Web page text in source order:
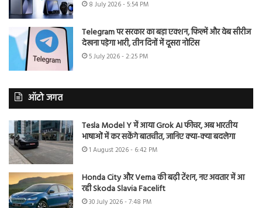
8 July 2026 - 5:54 PM
Telegram पर सरकार का बड़ा एक्शन, फिल्में और वेब सीरीज
देखना पड़ेगा भारी, तीन दिनों में दूसरा नोटिस
5 July 2026 - 2:25 PM
ऑटो जगत
Tesla Model Y में आया Grok AI फीचर, अब भारतीय
भाषाओं में कर सकेंगे बातचीत, जानिए क्या-क्या बदलेगा
1 August 2026 - 6:42 PM
Honda City और Verna की बढ़ी टेंशन, नए अवतार में आ
रही Skoda Slavia Facelift
30 July 2026 - 7:48 PM